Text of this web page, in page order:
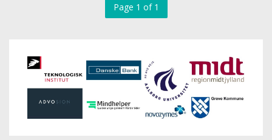
Page 1 of 1